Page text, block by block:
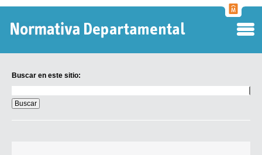
Buscar en este sitio:
en
este
sitio: